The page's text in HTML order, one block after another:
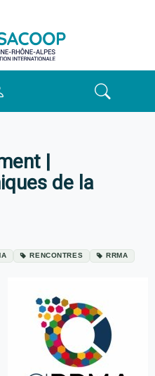
|
de la
RENCONTRES RRMA